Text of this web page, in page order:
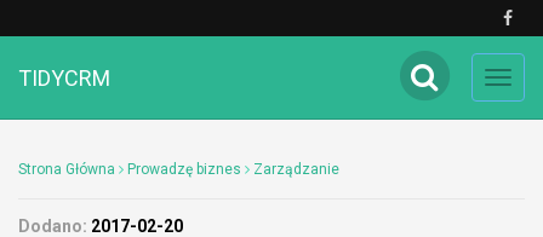
TIDYCRM
Strona Główna Prowadzę biznes Zarządzanie
Dodano: 2017-02-20